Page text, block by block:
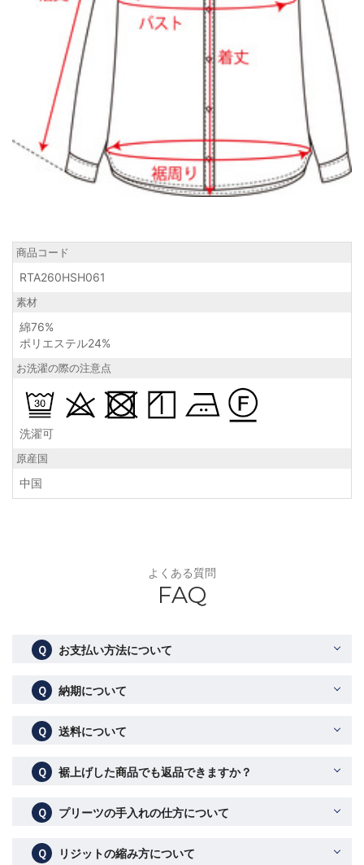
商品コード
RTA260HSH061
素材
綿76%
ポリエステル24%
お洗濯の際の注意点
洗濯可
原産国
中国
よくある質問
FAQ
Ｑ お支払い方法について
Ｑ 納期について
Ｑ 送料について
Ｑ 裾上げした商品でも返品できますか？
Ｑ プリーツの手入れの仕方について
Ｑ リジットの縮み方について